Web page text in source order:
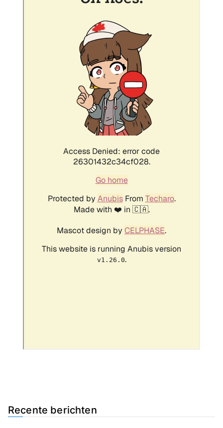
Recente berichten